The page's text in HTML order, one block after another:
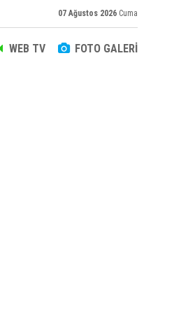
07 Ağustos 2026 Cuma
WEB TV FOTO GALERİ